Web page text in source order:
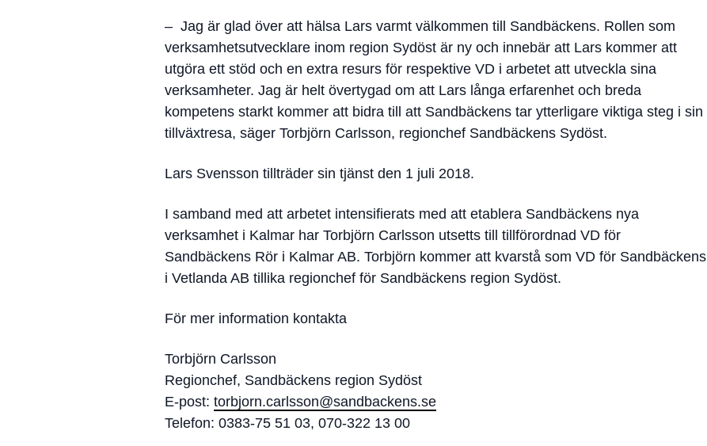
– Jag är glad över att hälsa Lars varmt välkommen till Sandbäckens. Rollen som
verksamhetsutvecklare inom region Sydöst är ny och innebär att Lars kommer att
utgöra ett stöd och en extra resurs för respektive VD i arbetet att utveckla sina
verksamheter. Jag är helt övertygad om att Lars långa erfarenhet och breda
kompetens starkt kommer att bidra till att Sandbäckens tar ytterligare viktiga steg i sin
tillväxtresa, säger Torbjörn Carlsson, regionchef Sandbäckens Sydöst.
Lars Svensson tillträder sin tjänst den 1 juli 2018.
I samband med att arbetet intensifierats med att etablera Sandbäckens nya
verksamhet i Kalmar har Torbjörn Carlsson utsetts till tillförordnad VD för
Sandbäckens Rör i Kalmar AB. Torbjörn kommer att kvarstå som VD för Sandbäckens
i Vetlanda AB tillika regionchef för Sandbäckens region Sydöst.
För mer information kontakta
Torbjörn Carlsson
Regionchef, Sandbäckens region Sydöst
E-post: torbjorn.carlsson@sandbackens.se
Telefon: 0383-75 51 03, 070-322 13 00